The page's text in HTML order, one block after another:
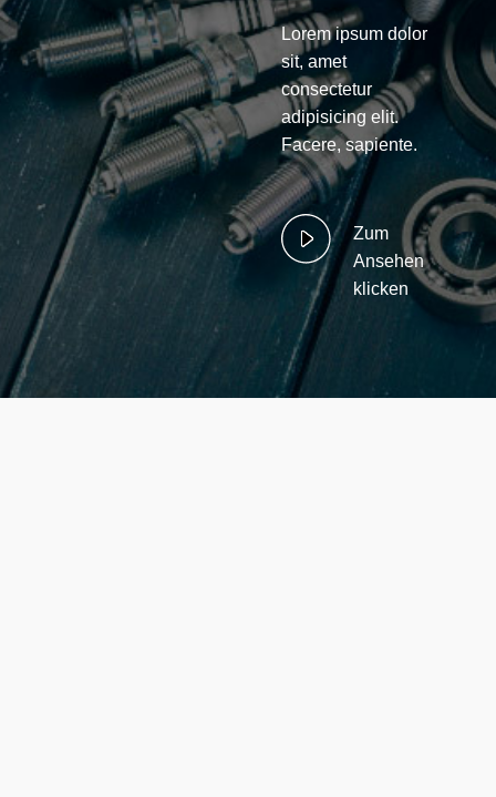
Lorem ipsum dolor
sit, amet
consectetur
adipisicing elit.
Facere, sapiente.
Zum
Ansehen
klicken